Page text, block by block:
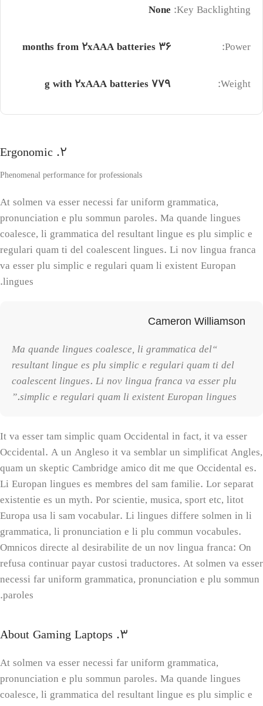
Key Backlighting:
None
Power:
36 months from 2xAAA batteries
Weight:
779 g with 2xAAA batteries
2. Ergonomic
Phenomenal performance for professionals
At solmen va esser necessi far uniform grammatica,
pronunciation e plu sommun paroles. Ma quande lingues
coalesce, li grammatica del resultant lingue es plu simplic e
regulari quam ti del coalescent lingues. Li nov lingua franca
va esser plu simplic e regulari quam li existent Europan
lingues.
Cameron Williamson
“Ma quande lingues coalesce, li grammatica del
resultant lingue es plu simplic e regulari quam ti del
coalescent lingues. Li nov lingua franca va esser plu
simplic e regulari quam li existent Europan lingues.”
It va esser tam simplic quam Occidental in fact, it va esser
Occidental. A un Angleso it va semblar un simplificat Angles,
quam un skeptic Cambridge amico dit me que Occidental es.
Li Europan lingues es membres del sam familie. Lor separat
existentie es un myth. Por scientie, musica, sport etc, litot
Europa usa li sam vocabular. Li lingues differe solmen in li
grammatica, li pronunciation e li plu commun vocabules.
Omnicos directe al desirabilite de un nov lingua franca: On
refusa continuar payar custosi traductores. At solmen va esser
necessi far uniform grammatica, pronunciation e plu sommun
paroles.
3. About Gaming Laptops
At solmen va esser necessi far uniform grammatica,
pronunciation e plu sommun paroles. Ma quande lingues
coalesce, li grammatica del resultant lingue es plu simplic e